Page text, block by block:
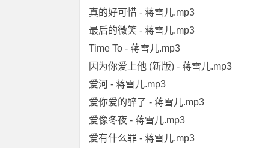
真的好可惜 - 蒋雪儿.mp3
最后的微笑 - 蒋雪儿.mp3
Time To - 蒋雪儿.mp3
因为你爱上他 (新版) - 蒋雪儿.mp3
爱河 - 蒋雪儿.mp3
爱你爱的醉了 - 蒋雪儿.mp3
爱像冬夜 - 蒋雪儿.mp3
爱有什么罪 - 蒋雪儿.mp3